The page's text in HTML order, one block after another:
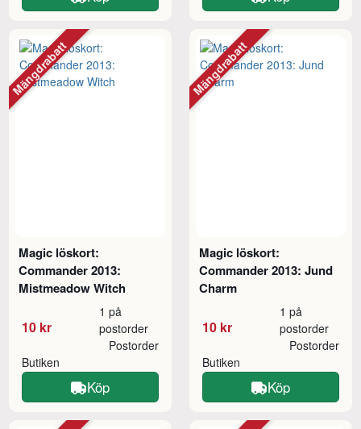
Magic löskort:
Commander 2013:
Mistmeadow Witch
10 kr
1 på
postorder
Butiken
Postorder
Köp
Mängdrabatt
Magic löskort:
Commander 2013: Jund
Charm
10 kr
1 på
postorder
Butiken
Postorder
Köp
Mängdrabatt